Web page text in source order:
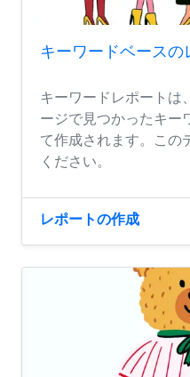
キーワードベース
キーワードレポートは
ージで見つかったキー
て作成されます。この
ください。
レポートの作成